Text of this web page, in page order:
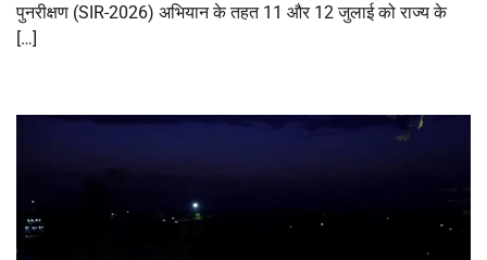
पुनरीक्षण (SIR-2026) अभियान के तहत 11 और 12 जुलाई को राज्य के
[…]